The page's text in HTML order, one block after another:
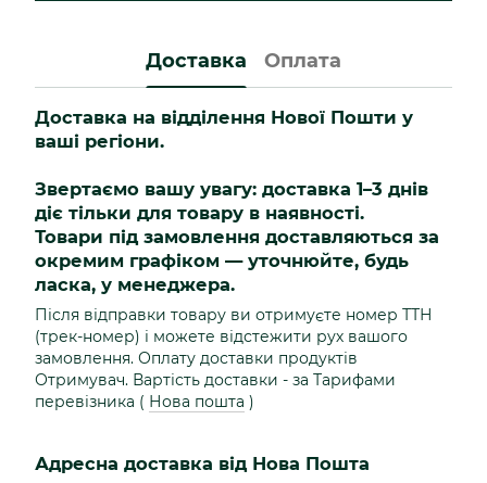
Доставка Оплата
Доставка на відділення Нової Пошти у
ваші регіони.
Звертаємо вашу увагу: доставка 1–3 днів
діє тільки для товару в наявності.
Товари під замовлення доставляються за
окремим графіком — уточнюйте, будь
ласка, у менеджера.
Після відправки товару ви отримуєте номер ТТН
(трек-номер) і можете відстежити рух вашого
замовлення. Оплату доставки продуктів
Отримувач. Вартість доставки - за Тарифами
перевізника ( Нова пошта )
Адресна доставка від Нова Пошта